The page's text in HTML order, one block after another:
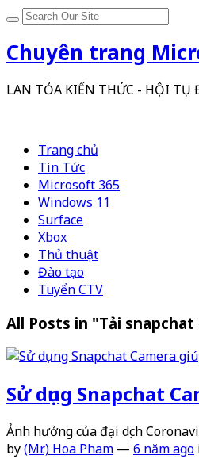
Chuyên trang
LAN TỎA KIẾN THỨC - HỘI TỤ
Trang chủ
Tin Tức
Microsoft 365
Windows 11
Surface
Xbox
Thủ thuật
Đào tạo
Tuyển CTV
All Posts in "Tải snapchat
Sử dụng Snapchat
Ảnh hưởng của đại dịch
by(Mr.) Hoa Pham — 6 năm ago